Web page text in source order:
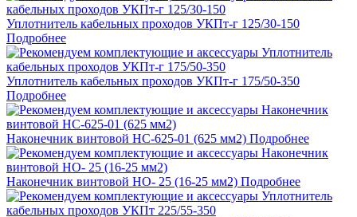
Уплотнитель кабельных проходов УКПт-г 125/30-150
Подробнее
Уплотнитель кабельных проходов УКПт-г 175/50-350
Подробнее
Наконечник винтовой НС-625-01 (625 мм2) Подробнее
Наконечник винтовой НО- 25 (16-25 мм2) Подробнее